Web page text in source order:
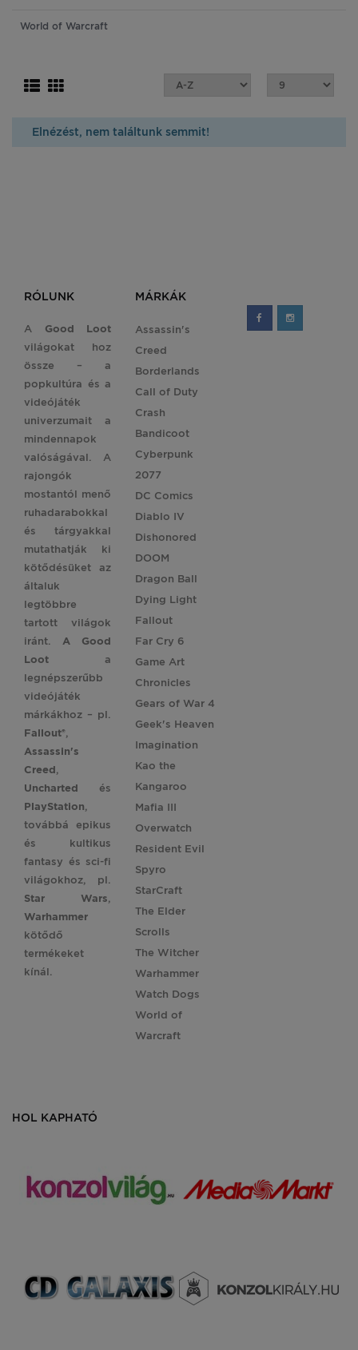
World of Warcraft
Elnézést, nem találtunk semmit!
RÓLUNK
A Good Loot
világokat hoz
össze – a
popkultúra és a
videójáték
univerzumait a
mindennapok
valóságával. A
rajongók
mostantól menő
ruhadarabokkal
és tárgyakkal
mutathatják ki
kötődésüket az
általuk
legtöbbre
tartott világok
iránt.A Good
Loot a
legnépszerűbb
videójáték
márkákhoz – pl.
Fallout®,
Assassin's
Creed,
Uncharted és
PlayStation,
továbbá epikus
és kultikus
fantasy és sci-fi
világokhoz, pl.
Star
Wars,
Warhammer
kötődő
termékeket
kínál.
MÁRKÁK
Assassin's
Creed
Borderlands
Call of Duty
Crash
Bandicoot
Cyberpunk
2077
DC Comics
Diablo IV
Dishonored
DOOM
Dragon Ball
Dying Light
Fallout
Far Cry 6
Game Art
Chronicles
Gears of War 4
Geek's Heaven
Imagination
Kao the
Kangaroo
Mafia III
Overwatch
Resident Evil
Spyro
StarCraft
The Elder
Scrolls
The Witcher
Warhammer
Watch Dogs
World of
Warcraft
HOL KAPHATÓ